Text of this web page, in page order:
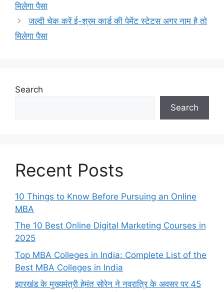
मिलेगा पैसा
जल्दी चेक करें ई-श्रम कार्ड की पेमेंट स्टेटस अगर नाम है तो
मिलेगा पैसा
Search
Search
Recent Posts
10 Things to Know Before Pursuing an Online
MBA
The 10 Best Online Digital Marketing Courses in
2025
Top MBA Colleges in India: Complete List of the
Best MBA Colleges in India
झारखंड के मुख्यमंत्री हेमंत सोरेन ने नवरात्रि के अवसर पर 45